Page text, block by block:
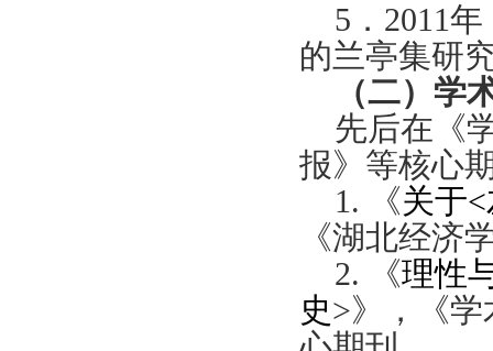
5． 2011年
的兰亭集研
（二） 学
先后在《
报》等核心
1.
《关于<
《湖北经济
2.
《理性
史>》，《